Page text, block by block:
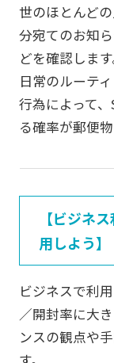
世のほとんど
分宛てのお知
どを確認します
日常のルーテ
行為によって
る確率が郵便
【ビジネ
用しよう】
ビジネスで利
／開封率に大
ンスの観点や